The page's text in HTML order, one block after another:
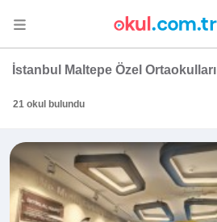
İstanbul Maltepe Özel Ortaokulları
21 okul bulundu